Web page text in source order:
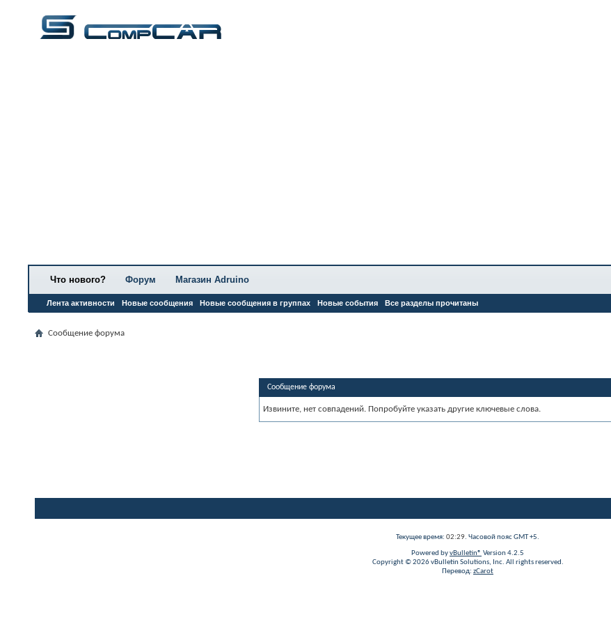
Что нового?
Лента активности Новые сообщения Новые сообщения в группах Новые события Все разделы прочитаны
Форум Магазин Adruino
Сообщение форума
Сообщение форума
Извините, нет совпадений. Попробуйте указать другие ключевые слова.
Текущее время: 02:29. Часовой пояс GMT +5.
Powered byvBulletin® Version 4.2.5
Copyright © 2026 vBulletin Solutions, Inc. All rights reserved.
Перевод: zCarot